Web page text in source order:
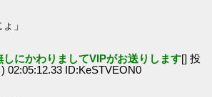
」
しにかわりましてVIPがお送りします[] 投
02:05:12.33 ID:KeSTVEON0